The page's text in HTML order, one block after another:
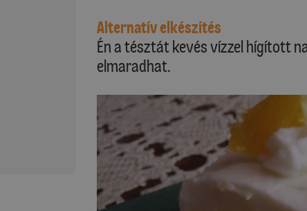
Alternatív elkészítés
Én a tésztát kevés vízzel hígított
elmaradhat.